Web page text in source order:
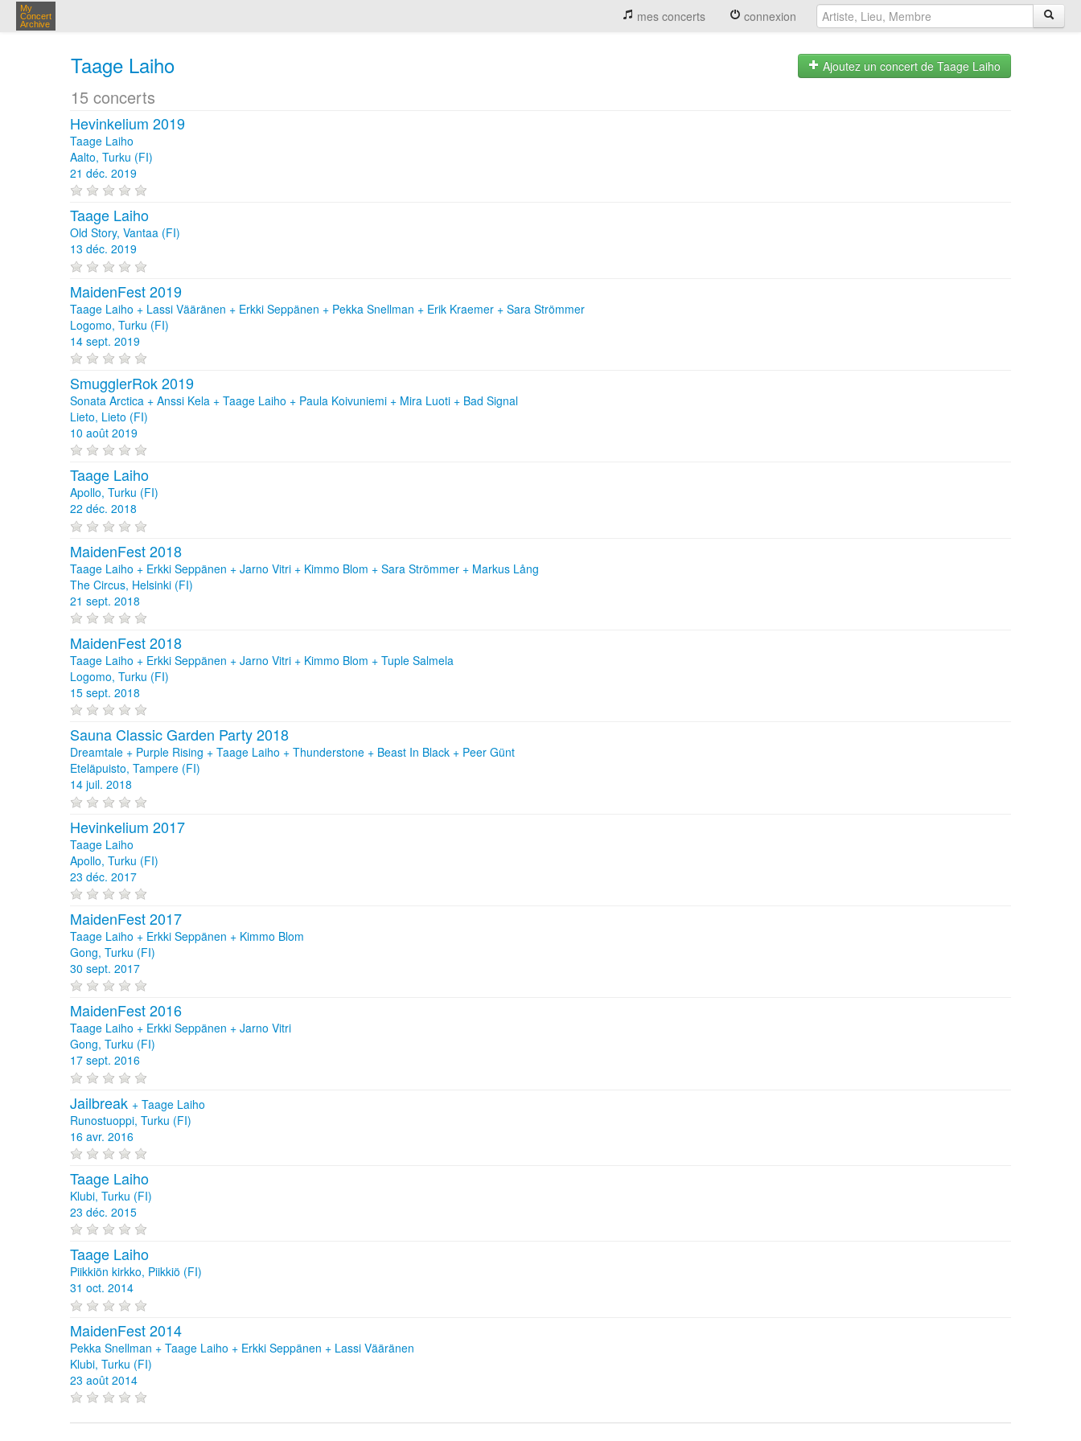
My
Concert
Archive
mes concerts connexion
Taage Laiho
15 concerts
Ajoutez un concert de Taage Laiho
Hevinkelium 2019
Taage Laiho
Aalto, Turku (FI)
21 déc. 2019
Taage Laiho
Old Story, Vantaa (FI)
13 déc. 2019
MaidenFest 2019
Taage Laiho + Lassi Vääränen + Erkki Seppänen + Pekka Snellman + Erik Kraemer + Sara Strömmer
Logomo, Turku (FI)
14 sept. 2019
SmugglerRok 2019
Sonata Arctica + Anssi Kela + Taage Laiho + Paula Koivuniemi + Mira Luoti + Bad Signal
Lieto, Lieto (FI)
10 août 2019
Taage Laiho
Apollo, Turku (FI)
22 déc. 2018
MaidenFest 2018
Taage Laiho + Erkki Seppänen + Jarno Vitri + Kimmo Blom + Sara Strömmer + Markus Lång
The Circus, Helsinki (FI)
21 sept. 2018
MaidenFest 2018
Taage Laiho + Erkki Seppänen + Jarno Vitri + Kimmo Blom + Tuple Salmela
Logomo, Turku (FI)
15 sept. 2018
Sauna Classic Garden Party 2018
Dreamtale + Purple Rising + Taage Laiho + Thunderstone + Beast In Black + Peer Günt
Eteläpuisto, Tampere (FI)
14 juil. 2018
Hevinkelium 2017
Taage Laiho
Apollo, Turku (FI)
23 déc. 2017
MaidenFest 2017
Taage Laiho + Erkki Seppänen + Kimmo Blom
Gong, Turku (FI)
30 sept. 2017
MaidenFest 2016
Taage Laiho + Erkki Seppänen + Jarno Vitri
Gong, Turku (FI)
17 sept. 2016
Jailbreak + Taage Laiho
Runostuoppi, Turku (FI)
16 avr. 2016
Taage Laiho
Klubi, Turku (FI)
23 déc. 2015
Taage Laiho
Piikkiön kirkko, Piikkiö (FI)
31 oct. 2014
MaidenFest 2014
Pekka Snellman + Taage Laiho + Erkki Seppänen + Lassi Vääränen
Klubi, Turku (FI)
23 août 2014